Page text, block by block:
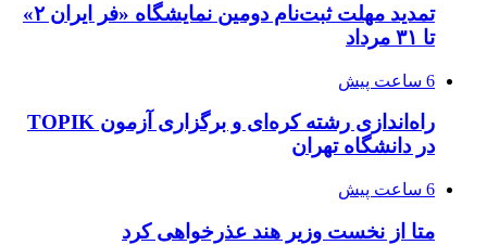
تمدید مهلت ثبت‌نام دومین نمایشگاه «فر ایران ۲»
تا ۳۱ مرداد
6 ساعت پیش
راه‌اندازی رشته کره‌ای و برگزاری آزمون TOPIK
در دانشگاه تهران
6 ساعت پیش
متا از نخست وزیر هند عذرخواهی کرد